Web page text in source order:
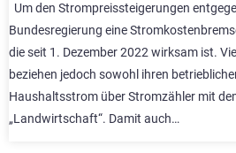
Um den Strompreissteigerungen
Bundesregierung eine
die seit 1. Dezember 2022 wirksam ist.
beziehen jedoch sowohl ihren
Haushaltsstrom über Stromzähler mit
„Landwirtschaft“. Damit auch…